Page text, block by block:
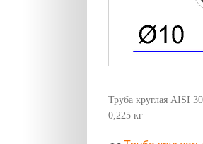
Труба круглая AISI
0,225 кг